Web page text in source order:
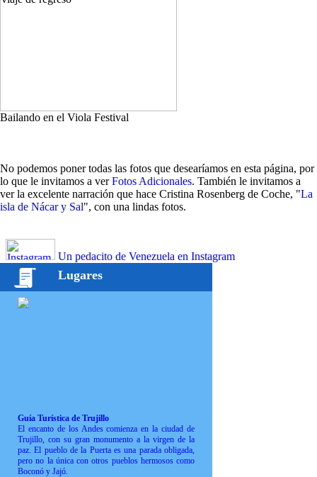
Bailando en el Viola Festival
No podemos poner todas las fotos que desearíamos en esta página, por
lo que le invitamos a verFotos Adicionales. También le invitamos a
ver la excelente narración que hace Cristina Rosenberg de Coche, "La
isla de Nácar y Sal", con una lindas fotos.
Un pedacito de Venezuela en Instagram
Lugares
Guía Turística de Trujillo
El encanto de los Andes comienza en la ciudad de
Trujillo, con su gran monumento a la virgen de la
paz. El pueblo de la Puerta es una parada obligada,
pero no la única con otros pueblos hermosos como
Boconó y Jajó.